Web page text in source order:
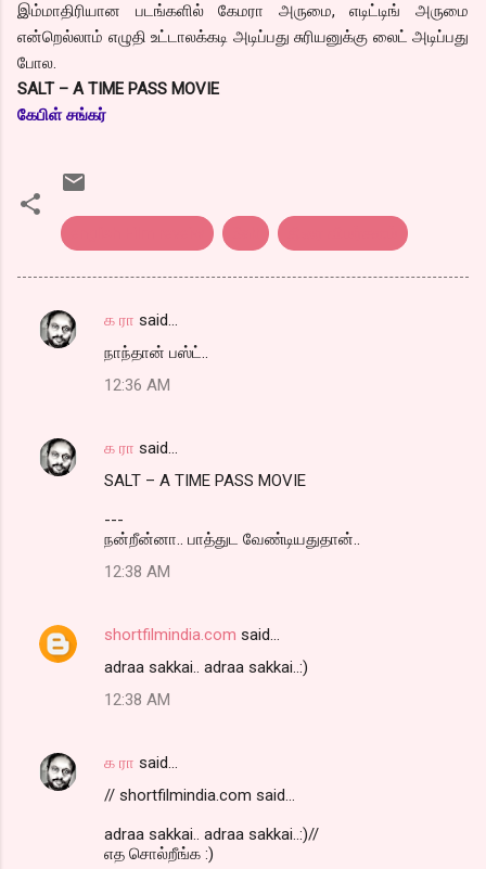
இம்மாதிரியான படங்களில் கேமரா அருமை, எடிட்டிங் அருமை
என்றெல்லாம் எழுதி உட்டாலக்கடி அடிப்பது சுரியனுக்கு லைட் அடிப்பது
போல.
SALT – A TIME PASS MOVIE
கேபிள் சங்கர்
C
e
க ரா said…
நாந்தான் பஸ்ட்..
12:36 AM
க ரா said…
SALT – A TIME PASS MOVIE
---
நன்றீன்னா.. பாத்துட வேண்டியதுதான்..
12:38 AM
shortfilmindia.com said…
adraa sakkai.. adraa sakkai..:)
12:38 AM
க ரா said…
// shortfilmindia.com said...
adraa sakkai.. adraa sakkai..:)//
எத சொல்றீங்க :)